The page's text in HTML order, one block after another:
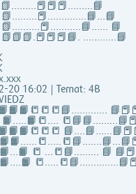
📗………📕📕📕………📘
📗……….📕………..📘…… 📘
…………📘
20 16:02 | Temat: 4B
📙…..📙📒….
📒 …📒📘……... 📘